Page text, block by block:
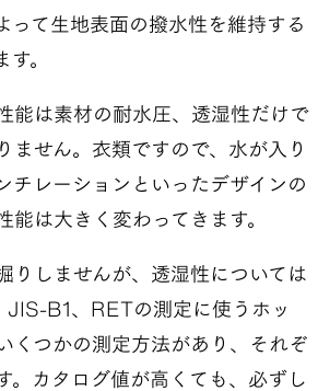
って生地表面の撥水性を維持する
。
能は素材の耐水圧、透湿性だけで
ません。衣類ですので、水が入り
チレーションといったデザインの
能は大きく変わってきます。
りしませんが、透湿性については
B1、RETの測定に使うホッ
くつかの測定方法があり、それぞ
。カタログ値が高くても、必ずし